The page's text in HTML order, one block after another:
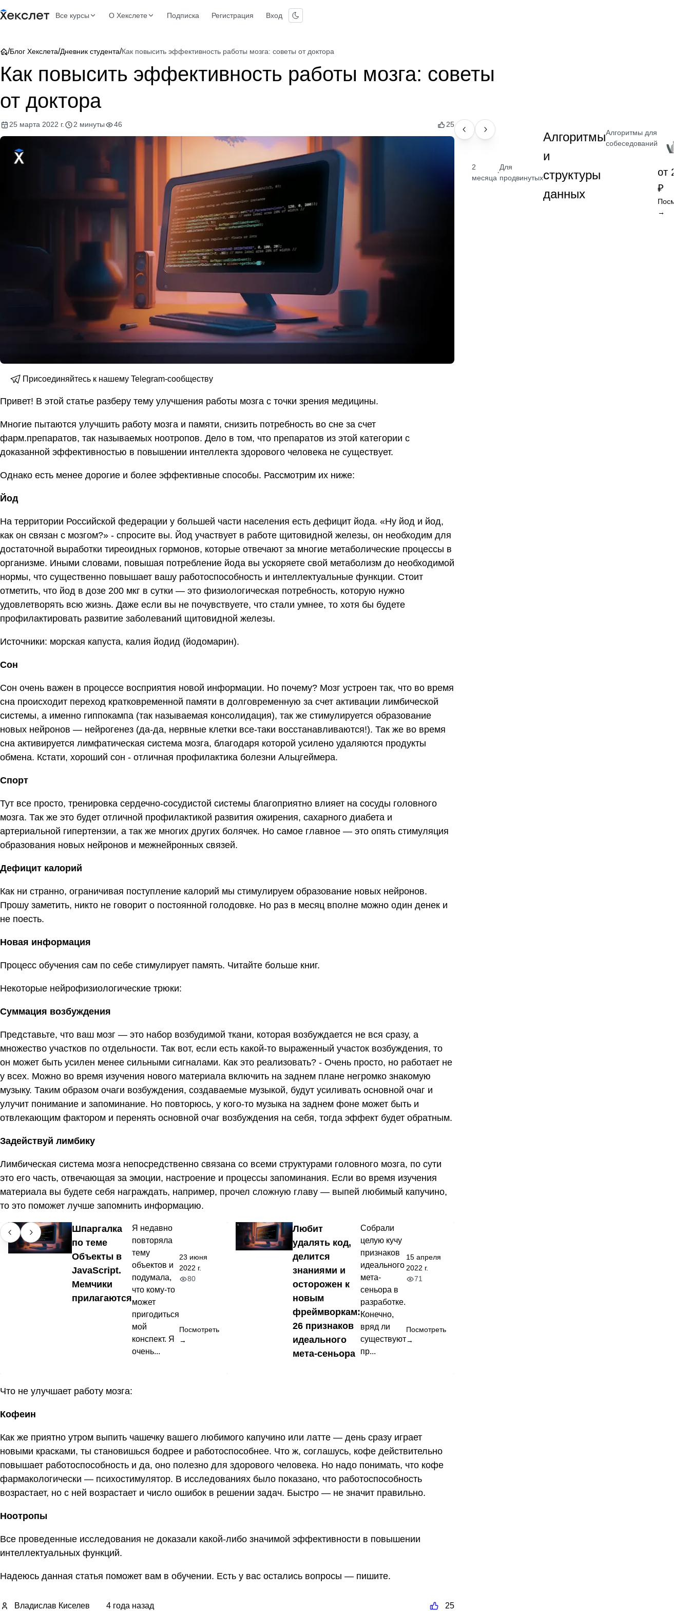
Все курсы О Хекслете Подписка Регистрация Вход
/Блог Хекслета/Дневник студента/Как повысить эффективность работы мозга: советы от доктора
Как повысить эффективность работы мозга: советы
от доктора
25 марта 2022 г. 2 минуты 46 25
Присоединяйтесь к нашему Telegram-сообществу
Привет! В этой статье разберу тему улучшения работы мозга с точки зрения медицины.
Многие пытаются улучшить работу мозга и памяти, снизить потребность во сне за счет
фарм.препаратов, так называемых ноотропов. Дело в том, что препаратов из этой категории с
доказанной эффективностью в повышении интеллекта здорового человека не существует.
Однако есть менее дорогие и более эффективные способы. Рассмотрим их ниже:
Йод
На территории Российской федерации у большей части населения есть дефицит йода. «Ну йод и йод,
как он связан с мозгом?» - спросите вы. Йод участвует в работе щитовидной железы, он необходим для
достаточной выработки тиреоидных гормонов, которые отвечают за многие метаболические процессы в
организме. Иными словами, повышая потребление йода вы ускоряете свой метаболизм до необходимой
нормы, что существенно повышает вашу работоспособность и интеллектуальные функции. Стоит
отметить, что йод в дозе 200 мкг в сутки — это физиологическая потребность, которую нужно
удовлетворять всю жизнь. Даже если вы не почувствуете, что стали умнее, то хотя бы будете
профилактировать развитие заболеваний щитовидной железы.
Источники: морская капуста, калия йодид (йодомарин).
Сон
Сон очень важен в процессе восприятия новой информации. Но почему? Мозг устроен так, что во время
сна происходит переход кратковременной памяти в долговременную за счет активации лимбической
системы, а именно гиппокампа (так называемая консолидация), так же стимулируется образование
новых нейронов — нейрогенез (да-да, нервные клетки все-таки восстанавливаются!). Так же во время
сна активируется лимфатическая система мозга, благодаря которой усилено удаляются продукты
обмена. Кстати, хороший сон - отличная профилактика болезни Альцгеймера.
Спорт
Тут все просто, тренировка сердечно-сосудистой системы благоприятно влияет на сосуды головного
мозга. Так же это будет отличной профилактикой развития ожирения, сахарного диабета и
артериальной гипертензии, а так же многих других болячек. Но самое главное — это опять стимуляция
образования новых нейронов и межнейронных связей.
Дефицит калорий
Как ни странно, ограничивая поступление калорий мы стимулируем образование новых нейронов.
Прошу заметить, никто не говорит о постоянной голодовке. Но раз в месяц вполне можно один денек и
не поесть.
Новая информация
Процесс обучения сам по себе стимулирует память. Читайте больше книг.
Некоторые нейрофизиологические трюки:
Суммация возбуждения
Представьте, что ваш мозг — это набор возбудимой ткани, которая возбуждается не вся сразу, а
множество участков по отдельности. Так вот, если есть какой-то выраженный участок возбуждения, то
он может быть усилен менее сильными сигналами. Как это реализовать? - Очень просто, но работает не
у всех. Можно во время изучения нового материала включить на заднем плане негромко знакомую
музыку. Таким образом очаги возбуждения, создаваемые музыкой, будут усиливать основной очаг и
улучит понимание и запоминание. Но повторюсь, у кого-то музыка на заднем фоне может быть и
отвлекающим фактором и перенять основной очаг возбуждения на себя, тогда эффект будет обратным.
Задействуй лимбику
Лимбическая система мозга непосредственно связана со всеми структурами головного мозга, по сути
это его часть, отвечающая за эмоции, настроение и процессы запоминания. Если во время изучения
материала вы будете себя награждать, например, прочел сложную главу — выпей любимый капучино,
то это поможет лучше запомнить информацию.
Шпаргалка
по теме
Объекты в
JavaScript.
Мемчики
прилагаются
Я недавно
повторяла
тему
объектов и
подумала,
что кому-то
может
пригодиться
мой
конспект. Я
очень...
23 июня
2022 г.
80
Посмотреть
→
Любит
удалять код,
делится
знаниями и
осторожен к
новым
фреймворкам:
26 признаков
идеального
мета-сеньора
Собрали
целую кучу
признаков
идеального
мета-
сеньора в
разработке.
Конечно,
вряд ли
существуют
пр...
15 апреля
2022 г.
71
Посмотреть
→
Что не улучшает работу мозга:
Кофеин
Как же приятно утром выпить чашечку вашего любимого капучино или латте — день сразу играет
новыми красками, ты становишься бодрее и работоспособнее. Что ж, соглашусь, кофе действительно
повышает работоспособность и да, оно полезно для здорового человека. Но надо понимать, что кофе
фармакологически — психостимулятор. В исследованиях было показано, что работоспособность
возрастает, но с ней возрастает и число ошибок в решении задач. Быстро — не значит правильно.
Ноотропы
Все проведенные исследования не доказали какой-либо значимой эффективности в повышении
интеллектуальных функций.
Надеюсь данная статья поможет вам в обучении. Есть у вас остались вопросы — пишите.
Владислав Киселев 4 года назад 25
НАВЫК
2
месяца
·
Для
продвинутых
Алгоритмы
и
структуры
данных
Алгоритмы для
собеседований
от 2
₽
→